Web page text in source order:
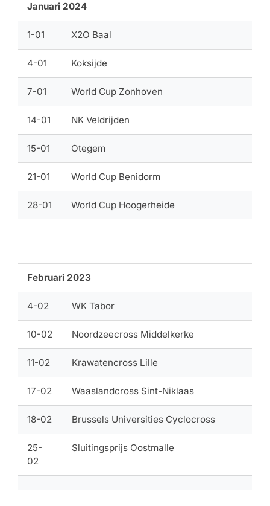
Januari 2024
1-01 X2O Baal
4-01 Koksijde
7-01 World Cup Zonhoven
14-01 NK Veldrijden
15-01 Otegem
21-01 World Cup Benidorm
28-01 World Cup Hoogerheide
Februari 2023
4-02 WK Tabor
10-02 Noordzeecross Middelkerke
11-02 Krawatencross Lille
17-02 Waaslandcross Sint-Niklaas
18-02 Brussels Universities Cyclocross
25-
02
Sluitingsprijs Oostmalle